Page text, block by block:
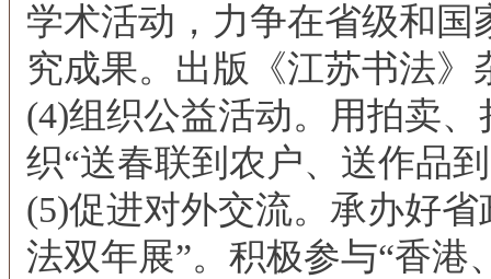
学术活动，力争在省级和
究成果。出版《江苏书法》
(4)组织公益活动。用拍卖
织“送春联到农户、送作品
(5)促进对外交流。承办好
法双年展”。积极参与“香港